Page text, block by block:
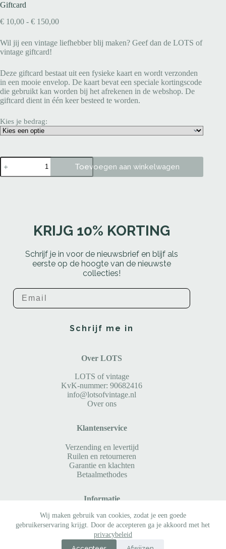
Wij maken gebruik van cookies, zodat je een goede
gebruikerservaring krijgt. Door de accepteren ga je akkoord met het
privacybeleid
Giftcard
€ 10,00 - € 150,00
Wil jij een vintage liefhebber blij maken? Geef dan de LOTS of
vintage giftcard!
Deze giftcard bestaat uit een fysieke kaart en wordt verzonden
in een mooie envelop. De kaart bevat een speciale kortingscode
die gebruikt kan worden bij het afrekenen in de webshop. De
giftcard dient in één keer besteed te worden.
Kies je bedrag:
Toevoegen aan winkelwagen
KRIJG 10% KORTING
Schrijf je in voor de nieuwsbrief en blijf als
eerste op de hoogte van de nieuwste
collecties!
Email
Schrijf me in
Over LOTS
LOTS of vintage
KvK-nummer: 90682416
info@lotsofvintage.nl
Over ons
Klantenservice
Verzending en levertijd
Ruilen en retourneren
Garantie en klachten
Betaalmethodes
Informatie
Algemene voorwaarden
Privacy policy
Volg ons op Instagram @lots.of.vintage